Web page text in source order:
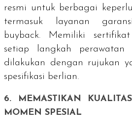
resmi untuk berbagai
termasuk layanan
buyback. Memiliki
setiap langkah
dilakukan dengan rujukan
spesifikasi berlian.
6. MEMASTIKAN
MOMEN SPESIAL